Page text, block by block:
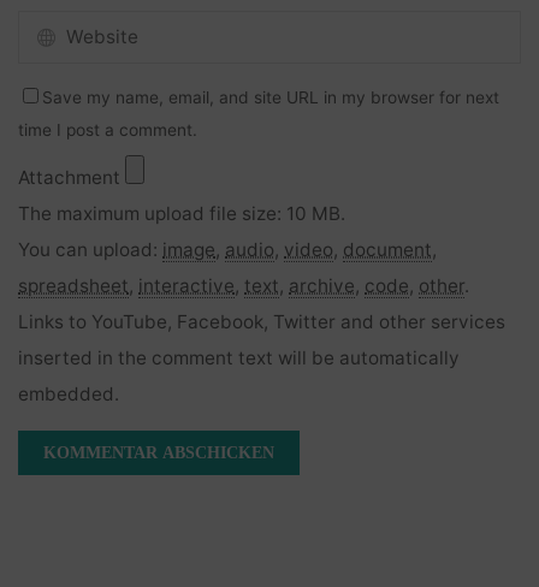
Save my name, email, and site URL in my browser for next
time I post a comment.
Attachment
The maximum upload file size: 10 MB.
You can upload: image, audio, video, document,
spreadsheet, interactive, text, archive, code, other.
Links to YouTube, Facebook, Twitter and other services
inserted in the comment text will be automatically
embedded.